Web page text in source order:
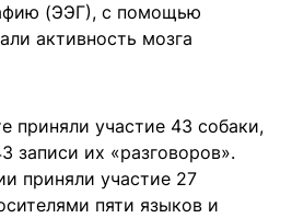
(ЭЭГ), с помощью
активность мозга
приняли участие 43 собаки,
записи их «разговоров».
приняли участие 27
пяти языков и